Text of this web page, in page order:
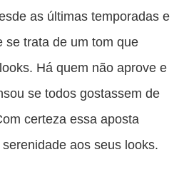
as últimas temporadas e
se trata de um tom que
Há quem não aprove e
se todos gostassem de
certeza essa aposta
aos seus looks.